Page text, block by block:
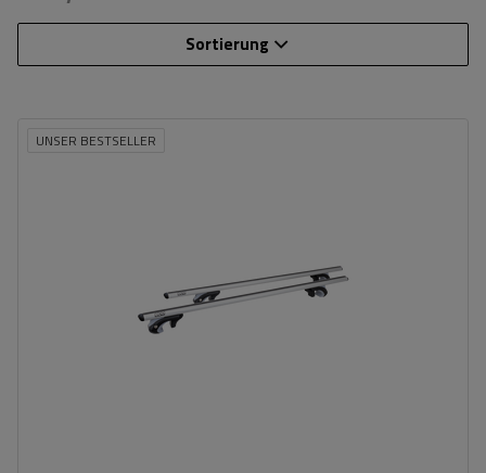
Sortierung
UNSER BESTSELLER